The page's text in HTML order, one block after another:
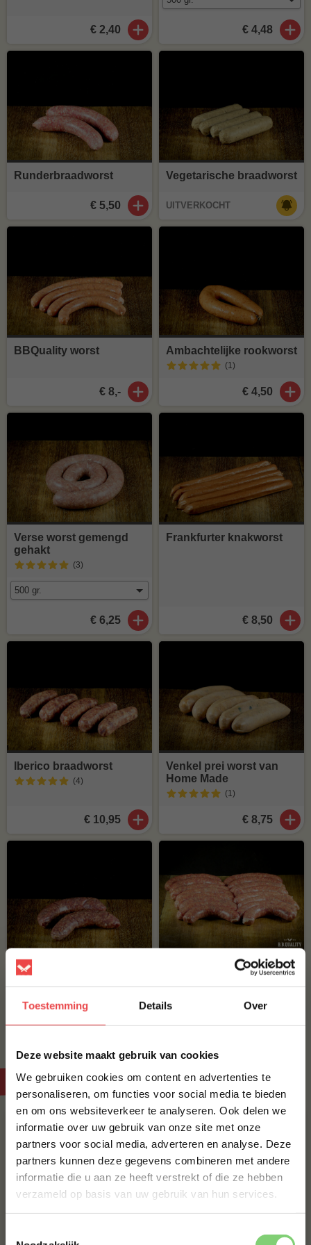
Toestemming Details Over
Deze website maakt gebruik van cookies
We gebruiken cookies om content en advertenties te
personaliseren, om functies voor social media te bieden
en om ons websiteverkeer te analyseren. Ook delen we
informatie over uw gebruik van onze site met onze
partners voor social media, adverteren en analyse. Deze
partners kunnen deze gegevens combineren met andere
informatie die u aan ze heeft verstrekt of die ze hebben
verzameld op basis van uw gebruik van hun services.
€ 2,40 € 4,48
Runderbraadworst
€ 5,50
Vegetarische braadworst
UITVERKOCHT
BBQuality worst
€ 8,-
Ambachtelijke rookworst
(1)
€ 4,50
Verse worst gemengd
gehakt
(3)
€ 6,25
Frankfurter knakworst
€ 8,50
Iberico braadworst
(4)
€ 10,95
Venkel prei worst van
Home Made
(1)
€ 8,75
Wildrundvlees worst
Wildrundvlees
BBQuality TV
10% korting op je
eerste bestelling*
Schrijf je in voor onze nieuwsbrief en ontvang direct
10% korting op jouw eerste bestelling.
ACHTERNAAM